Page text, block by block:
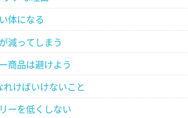
体になる
減ってしまう
商品は避けよう
けばいけないこと
ーを低くしない